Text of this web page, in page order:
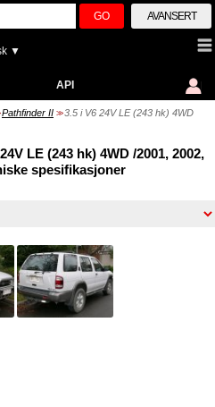
GO AVANSERT
▼
API
Pathfinder II >> 3.5 i V6 24V LE (243 hk) 4WD
LE (243 hk) 4WD /2001, 2002,
spesifikasjoner